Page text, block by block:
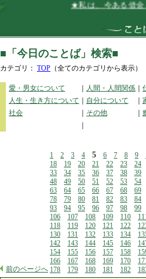
★私は、今ある借金を
■「今日のことば」検索■
カテゴリ： TOP （全てのカテゴリから表示）
愛・男女について 人間・人間関係
人生・生き方について
自分について
社会
その他
前のページへ
1 2 3 4 5 6 7 8 9
18
19 20 21 22 23
24
33
34 35 36 37 38
39
48
49 50 51 52 53
54
63
64 65 66 67 68
69
78
79 80 81 82 83
84
93
94 95 96 97 98
99
106
107 108 109 110
118
119 120 121 122
130
131 132 133 134
142
143 144 145 146
154
155 156 157 158
166
167 168 169 170
178
179 180 181 182